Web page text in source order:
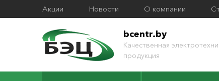
Акции Новости О компании
bcentr.by
Качественная
продукция